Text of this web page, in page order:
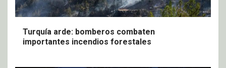
Turquía arde: bomberos combaten
importantes incendios forestales